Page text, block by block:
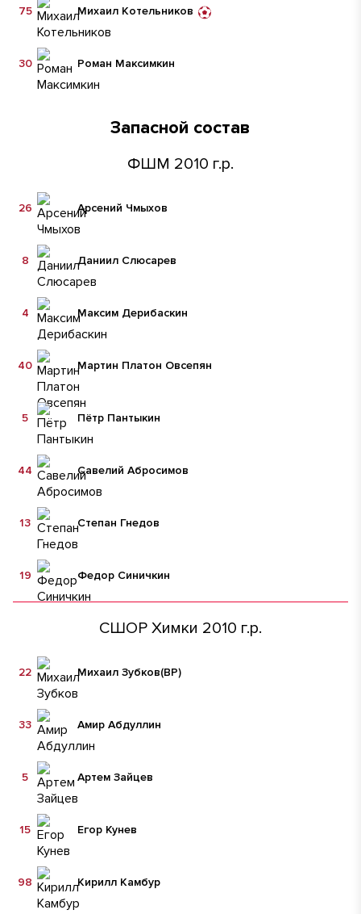
Михаил Котельников
75
Роман Максимкин
30
Запасной состав
ФШМ 2010 г.р.
Арсений Чмыхов
26
Даниил Слюсарев
8
Максим Дерибаскин
4
Мартин Платон Овсепян
40
Пётр Пантыкин
5
Савелий Абросимов
44
Степан Гнедов
13
Федор Синичкин
19
СШОР Химки 2010 г.р.
Михаил Зубков(ВР)
22
Амир Абдуллин
33
Артем Зайцев
5
Егор Кунев
15
Кирилл Камбур
98